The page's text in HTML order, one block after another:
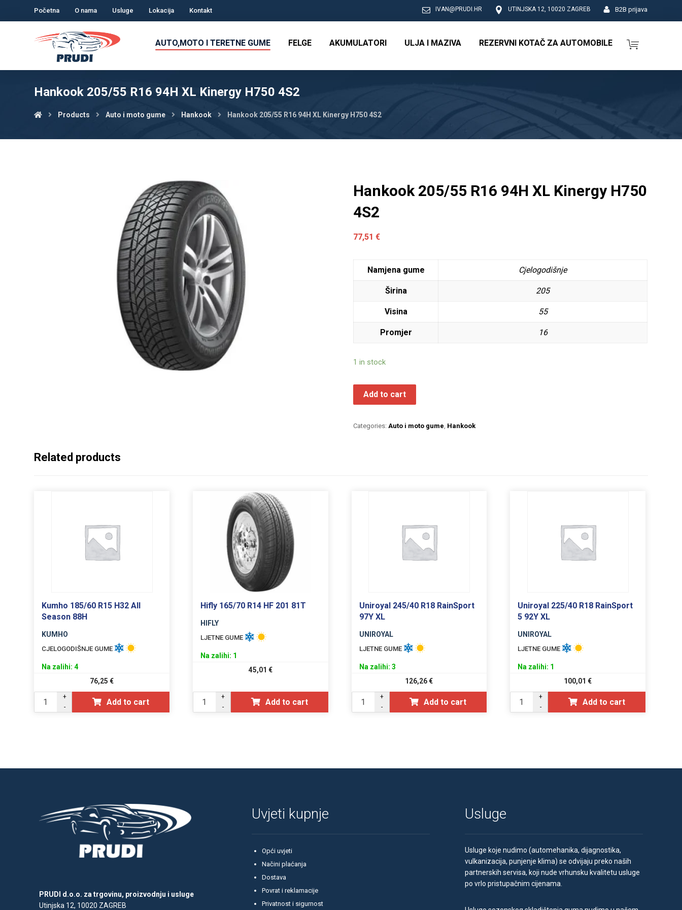
Početna O nama Usluge Lokacija Kontakt B2B prijava
UTINJSKA 12, 10020 ZAGREB
IVAN@PRUDI.HR
AUTO,MOTO I TERETNE GUME FELGE AKUMULATORI ULJA I MAZIVA REZERVNI KOTAČ ZA AUTOMOBILE
Hankook 205/55 R16 94H XL Kinergy H750 4S2
Products Auto i moto gume Hankook Hankook 205/55 R16 94H XL Kinergy H750 4S2
Hankook 205/55 R16 94H XL Kinergy H750
4S2
77,51€
Namjena gume Cjelogodišnje
Širina 205
Visina 55
Promjer 16
1 in stock
Add to cart
Categories: Auto i moto gume Hankook
Related products
Kumho 185/60 R15 H32 All
Season 88H
KUMHO
CJELOGODIŠNJE GUME
Na zalihi: 4
76,25€
+
-
Add to cart
Hifly 165/70 R14 HF 201 81T
HIFLY
LJETNE GUME
Na zalihi: 1
45,01 €
+
-
Add to cart
Uniroyal 245/40 R18 RainSport
97Y XL
UNIROYAL
LJETNE GUME
Na zalihi: 3
126,26€
+
-
Add to cart
Uniroyal 225/40 R18 RainSport
5 92Y XL
UNIROYAL
LJETNE GUME
Na zalihi: 1
100,01€
+
-
Add to cart
PRUDI d.o.o. za trgovinu, proizvodnju i usluge
Utinjska 12, 10020 ZAGREB
Uvjeti kupnje
Opći uvjeti
Načini plaćanja
Dostava
Povrat i reklamacije
Privatnost i sigurnost
Usluge
Usluge koje nudimo (automehanika, dijagnostika,
vulkanizacija, punjenje klima) se odvijaju preko naših
partnerskih servisa, koji nude vrhunsku kvalitetu usluge
po vrlo pristupačnim cijenama.